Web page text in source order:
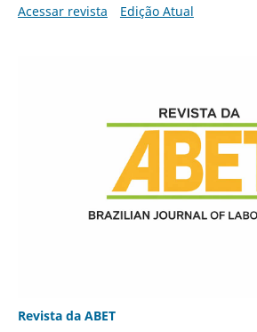
Acessar revista Edição Atual
Revista da ABET